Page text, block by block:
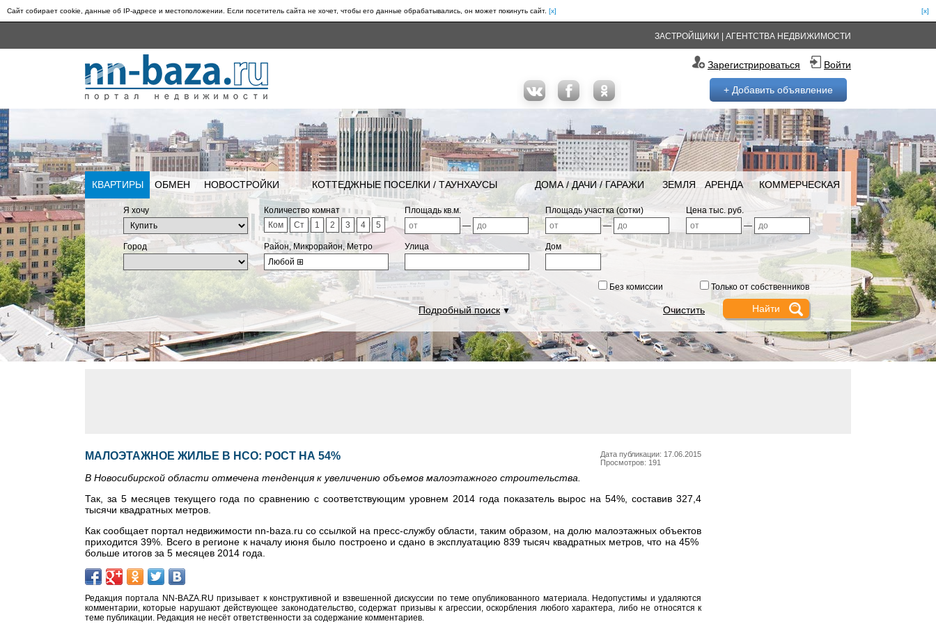
Сайт собирает cookie, данные об IP-адресе и местоположении. Если посетитель сайта не хочет, чтобы его данные обрабатывались, он может покинуть сайт. [x]
[x]
ЗАСТРОЙЩИКИ АГЕНТСТВА НЕДВИЖИМОСТИ
Зарегистрироваться Войти
+ Добавить объявление
КВАРТИРЫ ОБМЕН НОВОСТРОЙКИ КОТТЕДЖНЫЕ ПОСЕЛКИ / ТАУНХАУСЫ ДОМА / ДАЧИ / ГАРАЖИ ЗЕМЛЯ АРЕНДА КОММЕРЧЕСКАЯ
Я хочу
Количество комнат
Ком
Ст 1 2 3 4 5
Площадь кв.м.
—
Площадь участка (сотки)
—
Цена тыс. руб.
—
Город
Район, Микрорайон, Метро
Любой ⊞
Улица Дом
Без комиссии Только от собственников
Подробный поиск▼ Очистить
Дата публикации: 17.06.2015
Просмотров: 191
МАЛОЭТАЖНОЕ ЖИЛЬЕ В НСО: РОСТ НА 54%
В Новосибирской области отмечена тенденция к увеличению объемов малоэтажного строительства.
Так, за 5 месяцев текущего года по сравнению с соответствующим уровнем 2014 года показатель вырос на 54%, составив 327,4
тысячи квадратных метров.
Как сообщает портал недвижимости nn-baza.ru со ссылкой на пресс-службу области, таким образом, на долю малоэтажных объектов
приходится 39%. Всего в регионе к началу июня было построено и сдано в эксплуатацию 839 тысяч квадратных метров, что на 45%
больше итогов за 5 месяцев 2014 года.
Редакция портала NN-BAZA.RU призывает к конструктивной и взвешенной дискуссии по теме опубликованного материала. Недопустимы и удаляются
комментарии, которые нарушают действующее законодательство, содержат призывы к агрессии, оскорбления любого характера, либо не относятся к
теме публикации. Редакция не несёт ответственности за содержание комментариев.